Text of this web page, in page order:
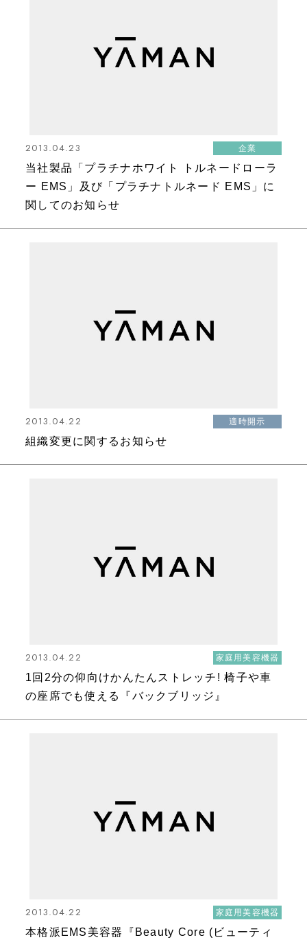
2013.04.23 企業
当社製品「プラチナホワイト トルネードローラ
ー EMS」及び「プラチナトルネード EMS」に
関してのお知らせ
2013.04.22 適時開示
組織変更に関するお知らせ
2013.04.22 家庭用美容機器
1回2分の仰向けかんたんストレッチ! 椅子や車
の座席でも使える『バックブリッジ』
2013.04.22 家庭用美容機器
本格派EMS美容器『Beauty Core (ビューティ